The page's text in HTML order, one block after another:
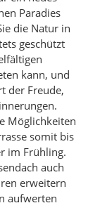
Paradies
die Natur in
geschützt
kann, und
der Freude,
Möglichkeiten
somit bis
im Frühling.
auch
erweitern
aufwerten